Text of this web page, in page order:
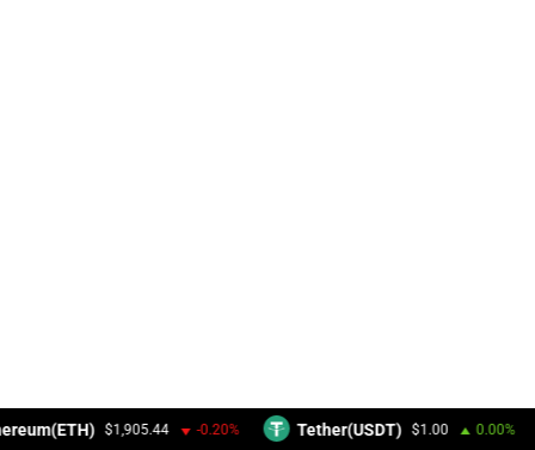
$1,905.44 -0.20% Tether(USDT) $1.00 0.00%